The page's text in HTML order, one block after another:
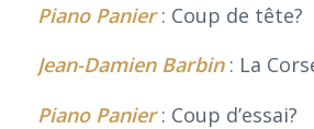
Piano Panier: Coup de tête?
Jean-Damien Barbin: La
Piano Panier: Coup d’essai?